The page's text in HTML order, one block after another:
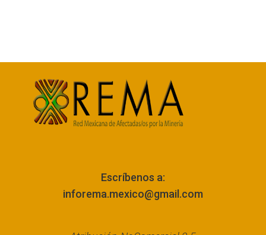
Escríbenos a:
inforema.mexico@gmail.com